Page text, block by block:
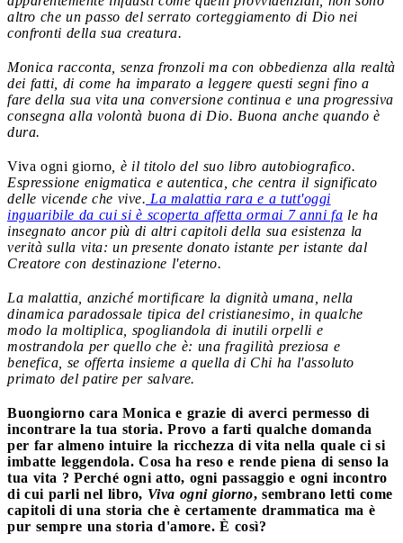
altro che un passo del serrato corteggiamento di Dio nei
confronti della sua creatura.
Monica racconta, senza fronzoli ma con obbedienza alla realtà
dei fatti, di come ha imparato a leggere questi segni fino a
fare della sua vita una conversione continua e una progressiva
consegna alla volontà buona di Dio. Buona anche quando è
dura.
Viva ogni giorno , è il titolo del suo libro autobiografico.
Espressione enigmatica e autentica, che centra il significato
delle vicende che vive. La malattia rara e a tutt'oggi
inguaribile da cui si è scoperta affetta ormai 7 anni fa le ha
insegnato ancor più di altri capitoli della sua esistenza la
verità sulla vita: un presente donato istante per istante dal
Creatore con destinazione l'eterno.
La malattia, anziché mortificare la dignità umana, nella
dinamica paradossale tipica del cristianesimo, in qualche
modo la moltiplica, spogliandola di inutili orpelli e
mostrandola per quello che è: una fragilità preziosa e
benefica, se offerta insieme a quella di Chi ha l'assoluto
primato del patire per salvare.
Buongiorno cara Monica e grazie di averci permesso di
incontrare la tua storia. Provo a farti qualche domanda
per far almeno intuire la ricchezza di vita nella quale ci si
imbatte leggendola. Cosa ha reso e rende piena di senso la
tua vita ? Perché ogni atto, ogni passaggio e ogni incontro
di cui parli nel libro, Viva ogni giorno, sembrano letti come
capitoli di una storia che è certamente drammatica ma è
pur sempre una storia d'amore. È così?